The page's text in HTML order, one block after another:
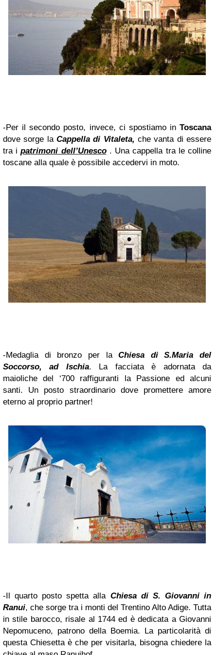
-Per il secondo posto, invece, ci spostiamo in Toscana
dove sorge la Cappella di Vitaleta, che vanta di essere
tra ipatrimoni dell’Unesco. Una cappella tra le colline
toscane alla quale è possibile accedervi in moto.
-Medaglia di bronzo per laChiesa di S.Maria del
Soccorso, ad Ischia. La facciata è adornata da
maioliche del ‘700 raffiguranti la Passione ed alcuni
santi. Un posto straordinario dove promettere amore
eterno al proprio partner!
-Il quarto posto spetta alla Chiesa di S. Giovanni in
Ranui, che sorge tra i monti del Trentino Alto Adige. Tutta
in stile barocco, risale al 1744 ed è dedicata a Giovanni
Nepomuceno, patrono della Boemia. La particolarità di
questa Chiesetta è che per visitarla, bisogna chiedere la